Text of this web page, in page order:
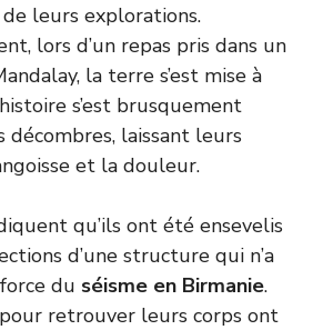
leurs explorations.
lors d’un repas pris dans un
la terre s’est mise à
s’est brusquement
décombres, laissant leurs
et la douleur.
qu’ils ont été ensevelis
d’une structure qui n’a
du séisme en Birmanie.
retrouver leurs corps ont